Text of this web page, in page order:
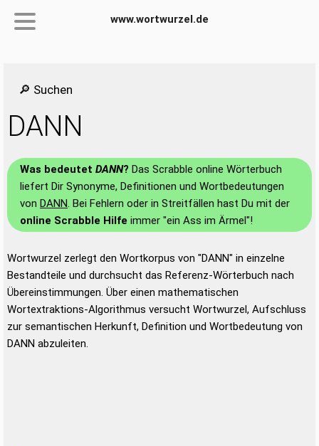
www.wortwurzel.de
🔎 Suchen
DANN
Was bedeutet DANN? Das Scrabble online Wörterbuch
liefert Dir Synonyme, Definitionen und Wortbedeutungen
von DANN. Bei Fehlern oder in Streitfällen hast Du mit der
online Scrabble Hilfe immer "ein Ass im Ärmel"!
Wortwurzel zerlegt den Wortkorpus von "DANN" in einzelne
Bestandteile und durchsucht das Referenz-Wörterbuch nach
Übereinstimmungen. Über einen mathematischen
Wortextraktions-Algorithmus versucht Wortwurzel, Aufschluss
zur semantischen Herkunft, Definition und Wortbedeutung von
DANN abzuleiten.